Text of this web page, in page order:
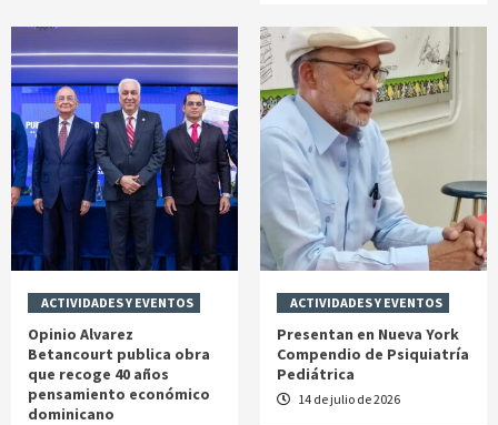
ACTIVIDADES Y EVENTOS
Opinio Alvarez
Betancourt publica obra
que recoge 40 años
pensamiento económico
dominicano
ACTIVIDADES Y EVENTOS
Presentan en Nueva York
Compendio de Psiquiatría
Pediátrica
14 de julio de 2026